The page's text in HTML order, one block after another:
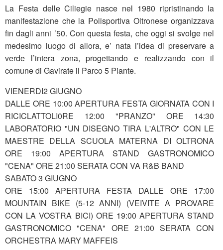
La Festa delle Ciliegie nasce nel 1980 ripristinando la
manifestazione che la Polisportiva Oltronese organizzava
fin dagli anni ’50. Con questa festa, che oggi si svolge nel
medesimo luogo di allora, e’ nata l’idea di preservare a
verde l’intera zona, progettando e realizzando con il
comune di Gavirate il Parco 5 Piante.
VIENERDI2 GIUGNO
DALLE ORE 10:00 APERTURA FESTA GIORNATA CON I
RICICLATTOLI0RE 12:00 "PRANZO" ORE 14:30
LABORATORIO "UN DISEGNO TIRA L'ALTRO" CON LE
MAESTRE DELLA SCUOLA MATERNA DI OLTRONA
ORE 19:00 APERTURA STAND GASTRONOMICO
"CENA" ORE 21:00 SERATA CON VA R&B BAND
SABATO 3 GIUGNO
ORE 15:00 APERTURA FESTA DALLE ORE 17:00
MOUNTAIN BIKE (5-12 ANNI) (VEIVITE A PROVARE
CON LA VOSTRA BICI) ORE 19:00 APERTURA STAND
GASTRONOMICO "CENA" ORE 21:00 SERATA CON
ORCHESTRA MARY MAFFEIS